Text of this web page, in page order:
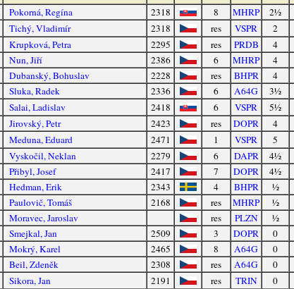
Pokorná, Regína 2318 8 MHRP 2½
Tichý, Vladimír 2318 res VSPR 2
Krupková, Petra 2295 res PRDB 4
Nun, Jiří 2386 6 MHRP 4
Dubanský, Bohuslav
2228 res BHPR 4
Sluka, Radek
2336 6 A64G 3½
Salai, Ladislav 2418 6 VSPR 5½
Jirovský, Petr 2423 res DOPR 4
Meduna, Eduard 2471 1 VSPR 5
Vyskočil, Neklan 2279 6 DAPR 4½
Přibyl, Josef 2417 7 DOPR 4½
Hedman, Erik 2343 4 BHPR ½
Paulovič, Tomáš
2168 res MHRP ½
Moravec, Jaroslav
res PLZN ½
Smejkal, Jan 2509 3 DOPR 0
Mokrý, Karel 2465 8 A64G 0
Beil, Zdeněk 2308 res A64G 0
Sikora, Jan
2191 res TRIN 0